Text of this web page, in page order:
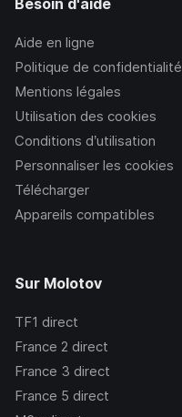
Besoin d'aide
Aide en ligne
Politique de confidentialité
Mentions légales
Utilisation des cookies
Conditions d’utilisation
Personnaliser les cookies
Télécharger
Appareils compatibles
Sur Molotov
TF1 direct
France 2 direct
France 3 direct
France 5 direct